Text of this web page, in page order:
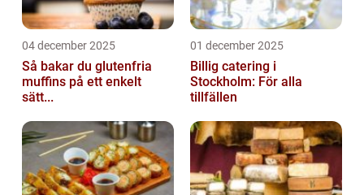
04 december 2025
Så bakar du glutenfria
muffins på ett enkelt
sätt...
01 december 2025
Billig catering i
Stockholm: För alla
tillfällen